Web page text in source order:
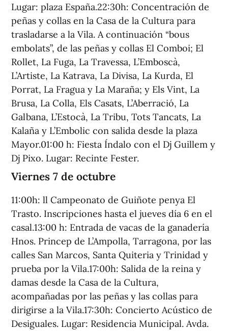
Lugar: plaza España.22:30h: Concentración de
peñas y collas en la Casa de la Cultura para
trasladarse a la Vila. A continuación “bous
embolats”, de las peñas y collas El Comboi; El
Rollet, La Fuga, La Travessa, L’Emboscà,
L’Artiste, La Katrava, La Divisa, La Kurda, El
Porrat, La Fragua y La Maraña; y Els Vint, La
Brusa, La Colla, Els Casats, L’Aberració, La
Galbana, L’Estocà, La Tribu, Tots Tancats, La
Kalaña y L’Embolic con salida desde la plaza
Mayor.01:00 h: Fiesta Índalo con el Dj Guillem y
Dj Pixo. Lugar: Recinte Fester.
Viernes 7 de octubre
11:00h: ll Campeonato de Guiñote penya El
Trasto. Inscripciones hasta el jueves día 6 en el
casal.13:00 h: Entrada de vacas de la ganadería
Hnos. Princep de L’Ampolla, Tarragona, por las
calles San Marcos, Santa Quiteria y Trinidad y
prueba por la Vila.17:00h: Salida de la reina y
damas desde la Casa de la Cultura,
acompañadas por las peñas y las collas para
dirigirse a la Vila.17:30h: Concierto Acústico de
Desiguales. Lugar: Residencia Municipal. Avda.